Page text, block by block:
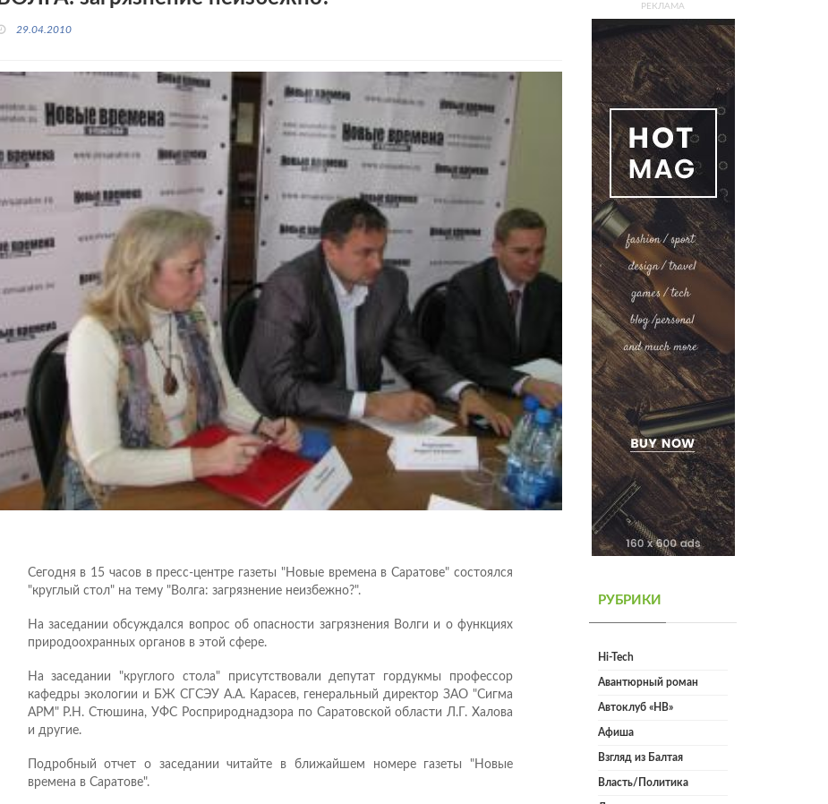
29.04.2010
Сегодня в 15 часов в пресс-центре газеты "Новые времена в Саратове" состоялся
"круглый стол" на тему "Волга: загрязнение неизбежно?".
На заседании обсуждался вопрос об опасности загрязнения Волги и о функциях
природоохранных органов в этой сфере.
На заседании "круглого стола" присутствовали депутат гордукмы профессор
кафедры экологии и БЖ СГСЭУ А.А. Карасев, генеральный директор ЗАО "Сигма
АРМ" Р.Н. Стюшина, УФС Росприроднадзора по Саратовской области Л.Г. Халова
и другие.
Подробный отчет о заседании читайте в ближайшем номере газеты "Новые
времена в Саратове".
РЕКЛАМА
РУБРИКИ
Hi-Tech
Авантюрный роман
Автоклуб «НВ»
Афиша
Взгляд из Балтая
Власть/Политика